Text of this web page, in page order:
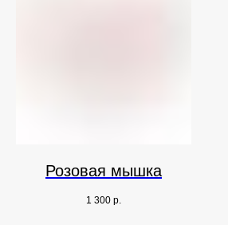
Розовая мышка
1 300 р.